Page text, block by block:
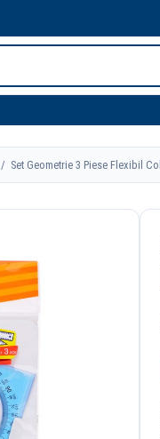
/ Set Geometrie 3 Piese Flexibil